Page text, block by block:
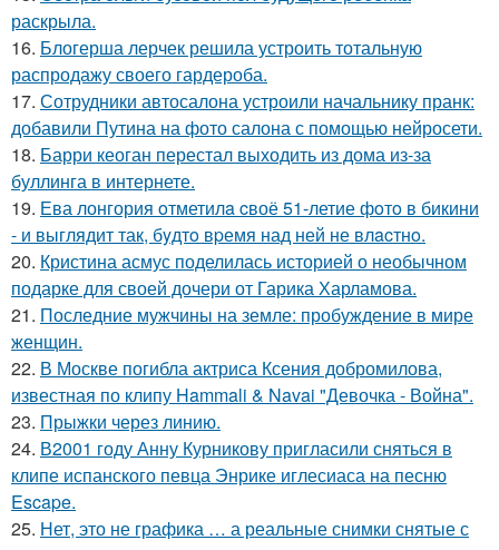
раскрыла.
16. Блогерша лерчек решила устроить тотальную
распродажу своего гардероба.
17. Сотрудники автосалона устроили начальнику пранк:
добавили Путина на фото салона с помощью нейросети.
18. Барри кеоган перестал выходить из дома из-за
буллинга в интернете.
19. Ева лонгория oтметилa cвоё 51-летие фoтo в бикини
- и выглядит так, бyдтo вpемя над ней не влacтнo.
20. Кристина асмус поделилась историей о необычном
подарке для своей дочери от Гарика Харламова.
21. Последние мужчины на земле: пробуждение в мире
женщин.
22. В Москве погибла актриса Ксения добромилова,
известная по клипу Hammali & Navai "Девочка - Война".
23. Прыжки через линию.
24. В2001 году Анну Курникову пригласили сняться в
клипе испанского певца Энрике иглесиаса на песню
Escape.
25. Нет, это не графика … а реальные снимки снятые с